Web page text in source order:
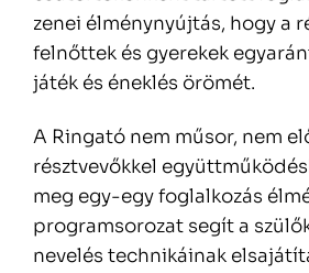
zenei élménynyújtás, hogy a
felnőttek és gyerekek
játék és éneklés örömét.
A Ringató nem műsor, nem
résztvevőkkel
meg egy-egy foglalkozás
programsorozat segít a
nevelés technikáinak